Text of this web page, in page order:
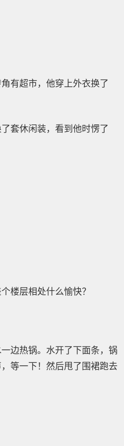
有超市，他穿上外衣换了
套休闲装，看到他时愣了
楼层相处什么愉快？
边热锅。水开了下面条，锅
等一下！然后甩了围裙跑去